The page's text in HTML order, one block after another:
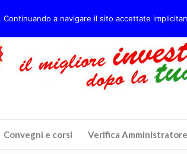
Convegni e corsi Verifica Amministratore
a navigare il sito accettate